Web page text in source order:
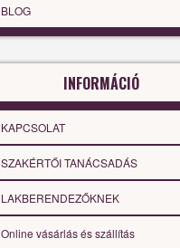
BLOG
INFORMÁCIÓ
KAPCSOLAT
SZAKÉRTŐI TANÁCSADÁS
LAKBERENDEZŐKNEK
Online vásárlás és szállítás